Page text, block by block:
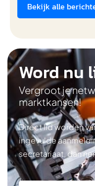
Bekijk alle
Word nu
Vergroot je
marktkansen!
Direct lid worden
ingevulde
secretariaat, dan